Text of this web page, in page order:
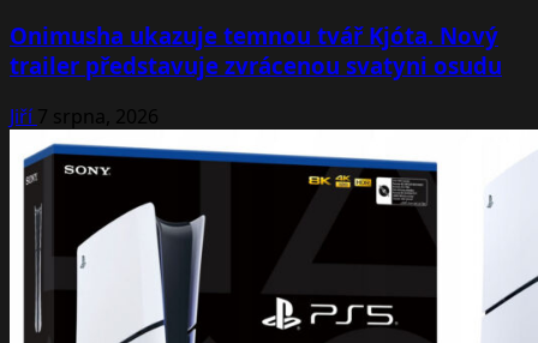
Onimusha ukazuje temnou tvář Kjóta. Nový
trailer představuje zvrácenou svatyni osudu
Jiří7 srpna, 2026